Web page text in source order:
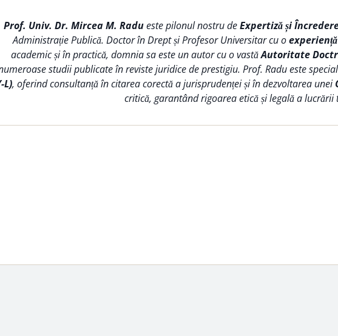
Prof. Univ. Dr. Mircea M. Radueste pilonul nostru deExpertiză și
Administrație Publică. Doctor în Drept și Profesor Universitar cu o
academic și în practică, domnia sa este un autor cu o vastăAutoritate
studii publicate în reviste juridice de prestigiu. Prof. Radu este
L), oferind consultanță în citarea corectă a jurisprudenței și în dezvoltarea unei
critică, garantând rigoarea etică și legală a lucrării